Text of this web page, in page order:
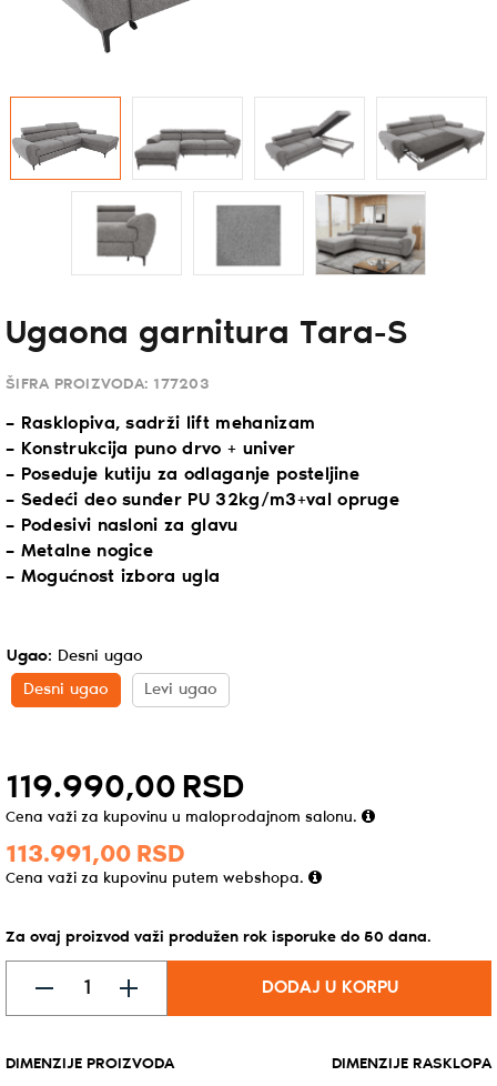
Ugaona garnitura Tara-S
ŠIFRA PROIZVODA: 177203
– Rasklopiva, sadrži lift mehanizam
– Konstrukcija puno drvo + univer
– Poseduje kutiju za odlaganje posteljine
– Sedeći deo sunđer PU 32kg/m3+val opruge
– Podesivi nasloni za glavu
– Metalne nogice
– Mogućnost izbora ugla
Ugao: Desni ugao
Desni ugao
Levi ugao
119.990,00 RSD
Cena važi za kupovinu u maloprodajnom salonu.
113.991,00 RSD
Cena važi za kupovinu putem webshopa.
Za ovaj proizvod važi produžen rok isporuke do 50 dana.
DODAJ U KORPU
DIMENZIJE PROIZVODA DIMENZIJE RASKLOPA